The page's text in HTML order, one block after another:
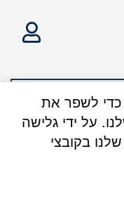
אנו משתמשים בקובצי Cookie כדי לשפר את
על ידי גלישה
בקובצי